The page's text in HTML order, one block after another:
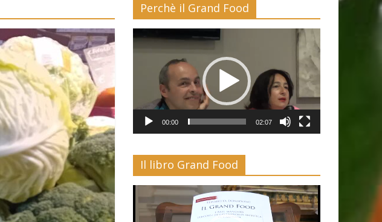
Perchè il Grand Food
Video
Player
00:00 02:07
Il libro Grand Food
Player